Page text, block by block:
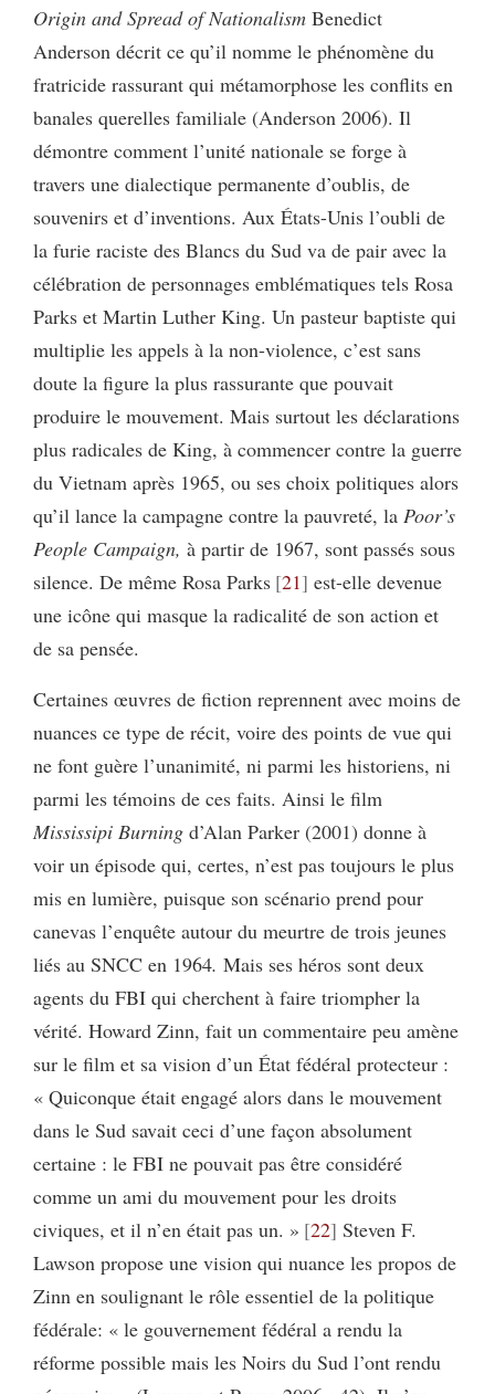
Origin and Spread of Nationalism Benedict
Anderson décrit ce qu’il nomme le phénomène du
fratricide rassurant qui métamorphose les conflits en
banales querelles familiale (Anderson 2006). Il
démontre comment l’unité nationale se forge à
travers une dialectique permanente d’oublis, de
souvenirs et d’inventions. Aux États-Unis l’oubli de
la furie raciste des Blancs du Sud va de pair avec la
célébration de personnages emblématiques tels Rosa
Parks et Martin Luther King. Un pasteur baptiste qui
multiplie les appels à la non-violence, c’est sans
doute la figure la plus rassurante que pouvait
produire le mouvement. Mais surtout les déclarations
plus radicales de King, à commencer contre la guerre
du Vietnam après 1965, ou ses choix politiques alors
qu’il lance la campagne contre la pauvreté, la Poor’s
People Campaign, à partir de 1967, sont passés sous
silence. De même Rosa Parks 21 est-elle devenue
une icône qui masque la radicalité de son action et
de sa pensée.
Certaines œuvres de fiction reprennent avec moins de
nuances ce type de récit, voire des points de vue qui
ne font guère l’unanimité, ni parmi les historiens, ni
parmi les témoins de ces faits. Ainsi le film
Mississipi Burning d’Alan Parker (2001) donne à
voir un épisode qui, certes, n’est pas toujours le plus
mis en lumière, puisque son scénario prend pour
canevas l’enquête autour du meurtre de trois jeunes
liés au SNCC en 1964. Mais ses héros sont deux
agents du FBI qui cherchent à faire triompher la
vérité. Howard Zinn, fait un commentaire peu amène
sur le film et sa vision d’un État fédéral protecteur :
« Quiconque était engagé alors dans le mouvement
dans le Sud savait ceci d’une façon absolument
certaine : le FBI ne pouvait pas être considéré
comme un ami du mouvement pour les droits
civiques, et il n’en était pas un. » 22 Steven F.
Lawson propose une vision qui nuance les propos de
Zinn en soulignant le rôle essentiel de la politique
fédérale: « le gouvernement fédéral a rendu la
réforme possible mais les Noirs du Sud l’ont rendu